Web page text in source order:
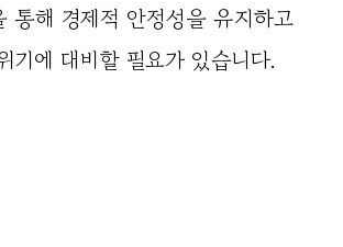
통해 경제적 안정성을 유지하고
기에 대비할 필요가 있습니다.